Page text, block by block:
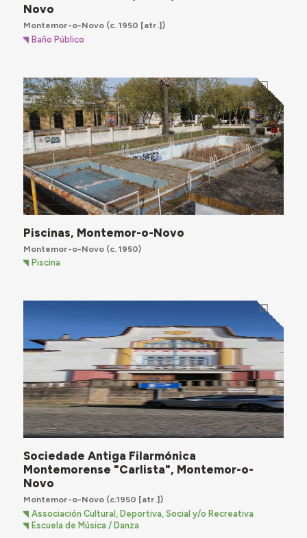
Novo
Montemor-o-Novo(c. 1950 [atr.])
Baño Público
Piscinas, Montemor-o-Novo
Montemor-o-Novo(c. 1950)
Piscina
Sociedade Antiga Filarmónica
Montemorense "Carlista", Montemor-o-
Novo
Montemor-o-Novo(c.1950 [atr.])
Associación Cultural, Deportiva, Social y/o Recreativa
Escuela de Música / Danza